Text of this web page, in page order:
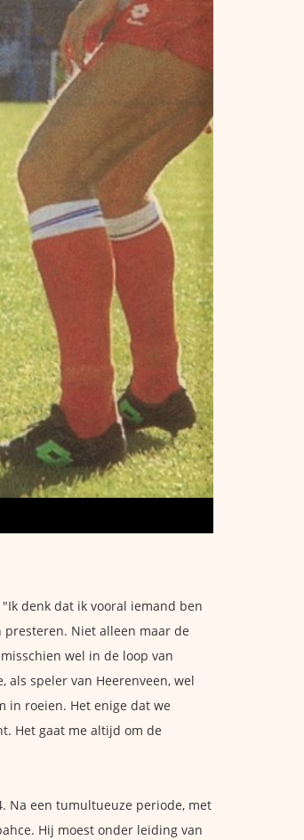
denk dat ik vooral iemand ben
Niet alleen maar de
wel in de loop van
als speler van Heerenveen, wel
in roeien. Het enige dat we
Het gaat me altijd om de
Na een tumultueuze periode, met
Hij moest onder leiding van